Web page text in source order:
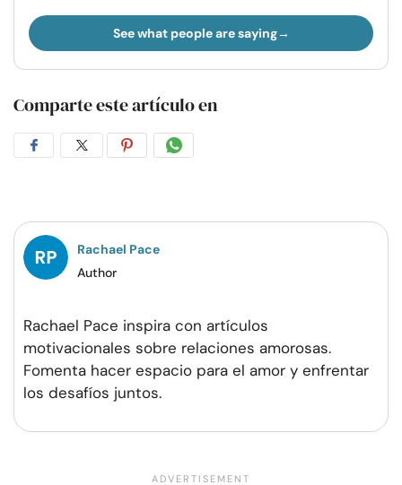
See what people are saying
Comparte este artículo en
CompartirCompartirCompartirCompartir
Rachael Pace
Author
Rachael Pace inspira con artículos
motivacionales sobre relaciones amorosas.
Fomenta hacer espacio para el amor y enfrentar
los desafíos juntos.